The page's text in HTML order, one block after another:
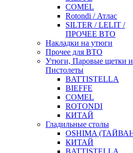
COMEL
Rotondi / Атлас
SILTER / LELIT /
ПРОЧЕЕ ВТО
Накладки на утюги
Прочее для ВТО
Утюги, Паровые щетки и
Пистолеты
BATTISTELLA
BIEFFE
COMEL
ROTONDI
КИТАЙ
Гладильные столы
OSHIMA
КИТАЙ
BATTISTELLA